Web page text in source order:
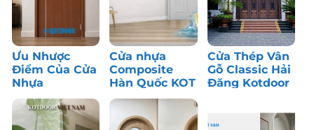
Ưu Nhược
Điểm Của Cửa
Nhựa
Composite: Có
Nên Dùng?
Cửa nhựa
Composite
Hàn Quốc KOT
– Bền màu,
chống nước
tốt
Cửa Thép Vân
Gỗ Classic Hải
Đăng Kotdoor